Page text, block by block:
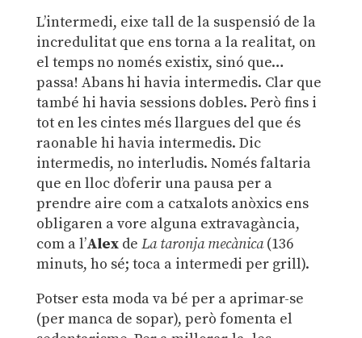
L’intermedi, eixe tall de la suspensió de la
incredulitat que ens torna a la realitat, on
el temps no només existix, sinó que…
passa! Abans hi havia intermedis. Clar que
també hi havia sessions dobles. Però fins i
tot en les cintes més llargues del que és
raonable hi havia intermedis. Dic
intermedis, no interludis. Només faltaria
que en lloc d’oferir una pausa per a
prendre aire com a catxalots anòxics ens
obligaren a vore alguna extravagància,
com a l’Alexde La taronja mecànica(136
minuts, ho sé; toca a intermedi per grill).
Potser esta moda va bé per a aprimar-se
(per manca de sopar), però fomenta el